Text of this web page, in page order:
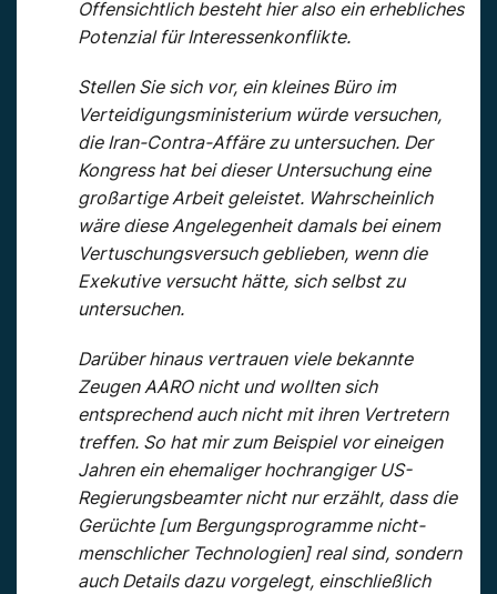
Offensichtlich besteht hier also ein erhebliches
Potenzial für Interessenkonflikte.
Stellen Sie sich vor, ein kleines Büro im
Verteidigungsministerium würde versuchen,
die Iran-Contra-Affäre zu untersuchen. Der
Kongress hat bei dieser Untersuchung eine
großartige Arbeit geleistet. Wahrscheinlich
wäre diese Angelegenheit damals bei einem
Vertuschungsversuch geblieben, wenn die
Exekutive versucht hätte, sich selbst zu
untersuchen.
Darüber hinaus vertrauen viele bekannte
Zeugen AARO nicht und wollten sich
entsprechend auch nicht mit ihren Vertretern
treffen. So hat mir zum Beispiel vor eineigen
Jahren ein ehemaliger hochrangiger US-
Regierungsbeamter nicht nur erzählt, dass die
Gerüchte [um Bergungsprogramme nicht-
menschlicher Technologien] real sind, sondern
auch Details dazu vorgelegt, einschließlich